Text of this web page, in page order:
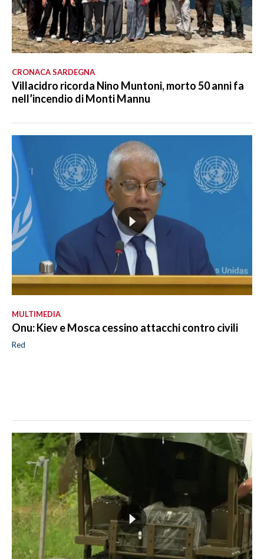
CRONACA SARDEGNA
Villacidro ricorda Nino Muntoni, morto 50 anni fa
nell’incendio di Monti Mannu
MULTIMEDIA
Onu: Kiev e Mosca cessino attacchi contro civili
Red